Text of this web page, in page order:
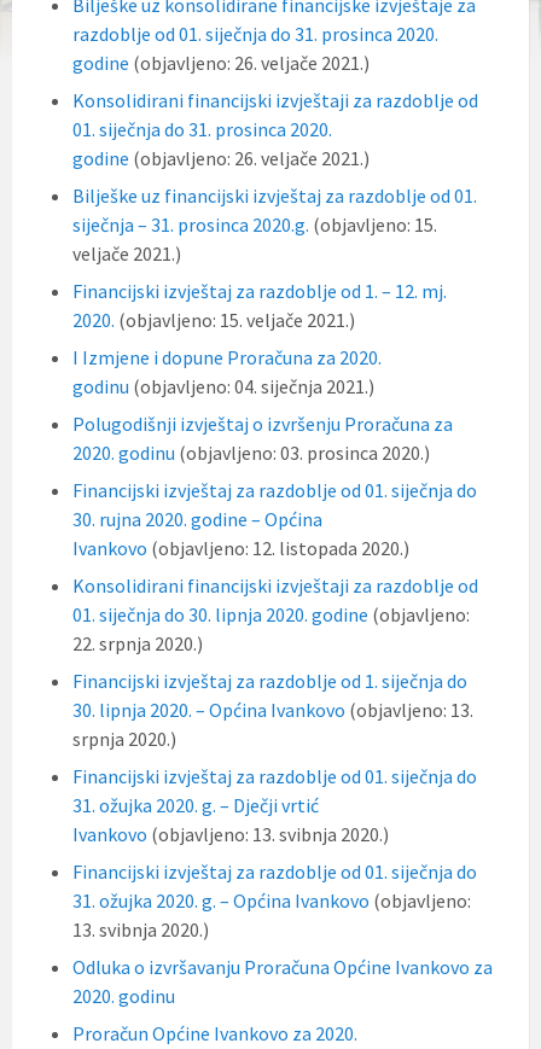
Bilješke uz konsolidirane financijske izvještaje za
razdoblje od 01. siječnja do 31. prosinca 2020.
godine (objavljeno: 26. veljače 2021.)
Konsolidirani financijski izvještaji za razdoblje od
01. siječnja do 31. prosinca 2020.
godine (objavljeno: 26. veljače 2021.)
Bilješke uz financijski izvještaj za razdoblje od 01.
siječnja – 31. prosinca 2020.g. (objavljeno: 15.
veljače 2021.)
Financijski izvještaj za razdoblje od 1. – 12. mj.
2020. (objavljeno: 15. veljače 2021.)
I Izmjene i dopune Proračuna za 2020.
godinu (objavljeno: 04. siječnja 2021.)
Polugodišnji izvještaj o izvršenju Proračuna za
2020. godinu (objavljeno: 03. prosinca 2020.)
Financijski izvještaj za razdoblje od 01. siječnja do
30. rujna 2020. godine – Općina
Ivankovo (objavljeno: 12. listopada 2020.)
Konsolidirani financijski izvještaji za razdoblje od
01. siječnja do 30. lipnja 2020. godine (objavljeno:
22. srpnja 2020.)
Financijski izvještaj za razdoblje od 1. siječnja do
30. lipnja 2020. – Općina Ivankovo (objavljeno: 13.
srpnja 2020.)
Financijski izvještaj za razdoblje od 01. siječnja do
31. ožujka 2020. g. – Dječji vrtić
Ivankovo (objavljeno: 13. svibnja 2020.)
Financijski izvještaj za razdoblje od 01. siječnja do
31. ožujka 2020. g. – Općina Ivankovo (objavljeno:
13. svibnja 2020.)
Odluka o izvršavanju Proračuna Općine Ivankovo za
2020. godinu
Proračun Općine Ivankovo za 2020.